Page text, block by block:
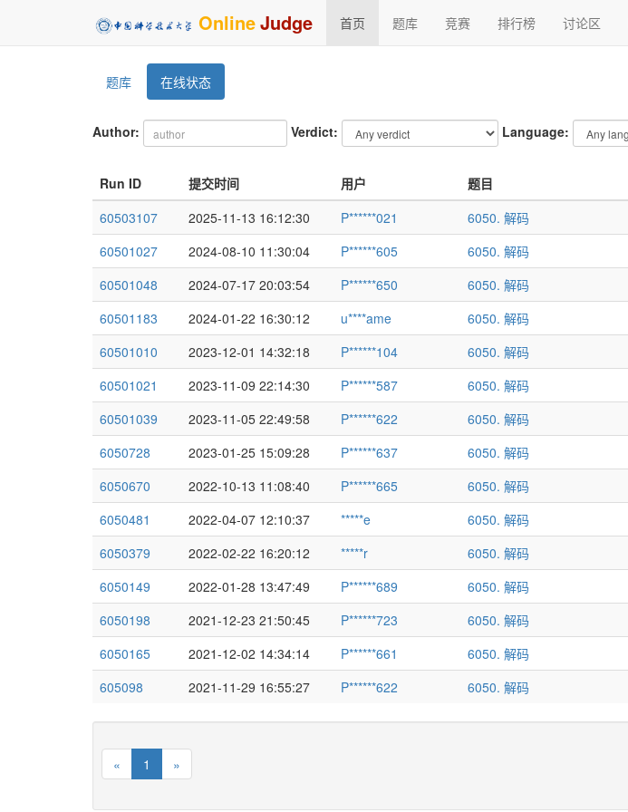
OnlineJudge 首页 题库 竞赛 排行榜 讨论区
题库 在线状态
Author: Verdict: Language:
Run ID 提交时间 用户 题目
60503107
2025-11-13 16:12:30 P******021 6050. 解码
60501027
2024-08-10 11:30:04 P******605 6050. 解码
60501048
2024-07-17 20:03:54 P******650 6050. 解码
60501183
2024-01-22 16:30:12 u****ame 6050. 解码
60501010
2023-12-01 14:32:18 P******104 6050. 解码
60501021
2023-11-09 22:14:30 P******587 6050. 解码
60501039
2023-11-05 22:49:58 P******622 6050. 解码
6050728
2023-01-25 15:09:28 P******637 6050. 解码
6050670
2022-10-13 11:08:40 P******665 6050. 解码
6050481
2022-04-07 12:10:37 *****e 6050. 解码
6050379
2022-02-22 16:20:12 *****r 6050. 解码
6050149
2022-01-28 13:47:49 P******689 6050. 解码
6050198
2021-12-23 21:50:45 P******723 6050. 解码
6050165
2021-12-02 14:34:14 P******661 6050. 解码
605098
2021-11-29 16:55:27 P******622 6050. 解码
« 1 »